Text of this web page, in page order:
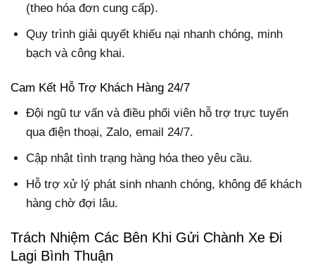
(theo hóa đơn cung cấp).
Quy trình giải quyết khiếu nại nhanh chóng, minh
bạch và công khai.
Cam Kết Hỗ Trợ Khách Hàng 24/7
Đội ngũ tư vấn và điều phối viên hỗ trợ trực tuyến
qua điện thoại, Zalo, email 24/7.
Cập nhật tình trạng hàng hóa theo yêu cầu.
Hỗ trợ xử lý phát sinh nhanh chóng, không để khách
hàng chờ đợi lâu.
Trách Nhiệm Các Bên Khi Gửi Chành Xe Đi
Lagi Bình Thuận